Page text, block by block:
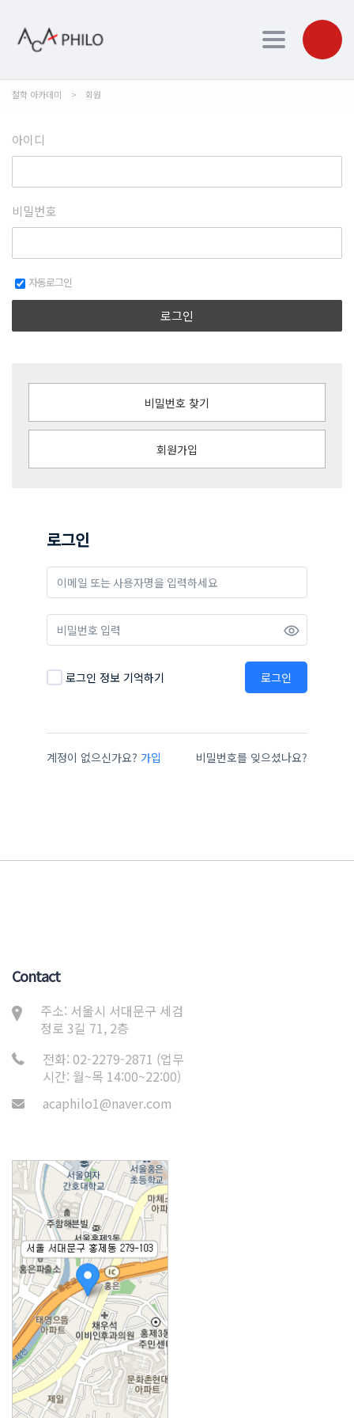
Toggle
철학 아카데미 > 회원
아이디
비밀번호
자동로그인
로그인
비밀번호 찾기
회원가입
로그인
로그인 정보 기억하기 로그인
계정이 없으신가요? 가입 비밀번호를 잊으셨나요?
Contact
주소: 서울시 서대문구 세검
정로 3길 71, 2층
전화: 02-2279-2871 (업무
시간: 월~목 14:00~22:00)
acaphilo1@naver.com